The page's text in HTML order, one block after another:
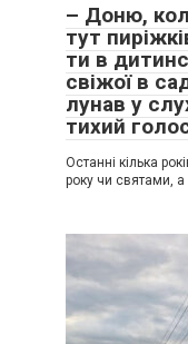
– Доню,
тут
ти в
свіжої в
лунав у
тихий
Останні кілька
року чи святами,